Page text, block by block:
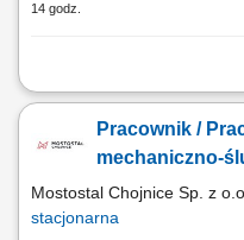
14 godz.
The work will be carried out at
mechanical components;
technical drawings; Mechanical
Pracownik /
mechaniczno-
Mostostal Chojnice Sp. z o.o.
stacjonarna